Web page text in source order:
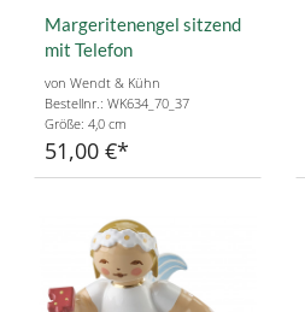
Margeritenengel sitzend
mit Telefon
von Wendt & Kühn
Bestellnr.: WK634_70_37
Größe: 4,0 cm
51,00 €